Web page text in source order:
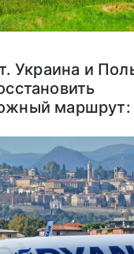
Украина и
маршрут: